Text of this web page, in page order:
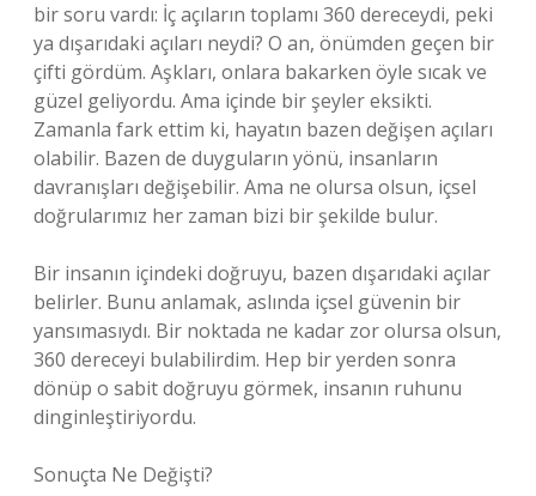
bir soru vardı: İç açıların toplamı 360 dereceydi, peki
ya dışarıdaki açıları neydi? O an, önümden geçen bir
çifti gördüm. Aşkları, onlara bakarken öyle sıcak ve
güzel geliyordu. Ama içinde bir şeyler eksikti.
Zamanla fark ettim ki, hayatın bazen değişen açıları
olabilir. Bazen de duyguların yönü, insanların
davranışları değişebilir. Ama ne olursa olsun, içsel
doğrularımız her zaman bizi bir şekilde bulur.
Bir insanın içindeki doğruyu, bazen dışarıdaki açılar
belirler. Bunu anlamak, aslında içsel güvenin bir
yansımasıydı. Bir noktada ne kadar zor olursa olsun,
360 dereceyi bulabilirdim. Hep bir yerden sonra
dönüp o sabit doğruyu görmek, insanın ruhunu
dinginleştiriyordu.
Sonuçta Ne Değişti?